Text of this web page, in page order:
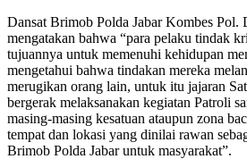
Dansat Brimob Polda Jabar Kombes
mengatakan bahwa “para pelaku tindak
tujuannya untuk memenuhi kehidupan
mengetahui bahwa tindakan mereka
merugikan orang lain, untuk itu jajaran
bergerak melaksanakan kegiatan Patroli
masing-masing kesatuan ataupun zona
tempat dan lokasi yang dinilai rawan
Brimob Polda Jabar untuk masyarakat”.